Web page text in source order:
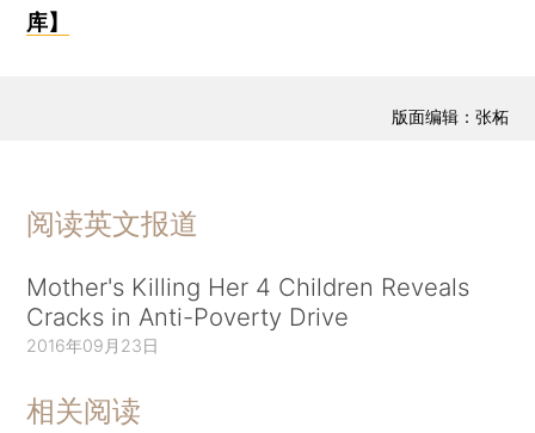
库】
版面编辑：张柘
阅读英文报道
Mother's Killing Her 4 Children Reveals
Cracks in Anti-Poverty Drive
2016年09月23日
相关阅读